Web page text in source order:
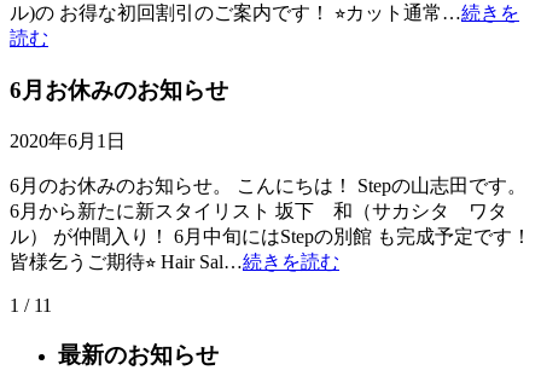
ル)の お得な初回割引のご案内です！ ⭐︎カット通常…続きを
読む
6月お休みのお知らせ
2020年6月1日
6月のお休みのお知らせ。 こんにちは！ Stepの山志田です。
6月から新たに新スタイリスト 坂下 和（サカシタ ワタ
ル） が仲間入り！ 6月中旬にはStepの別館 も完成予定です！
皆様乞うご期待⭐︎ Hair Sal…続きを読む
1 / 11
最新のお知らせ